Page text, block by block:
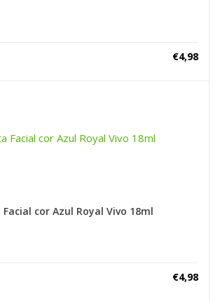
€4,98
cor Azul Royal Vivo 18ml
€4,98